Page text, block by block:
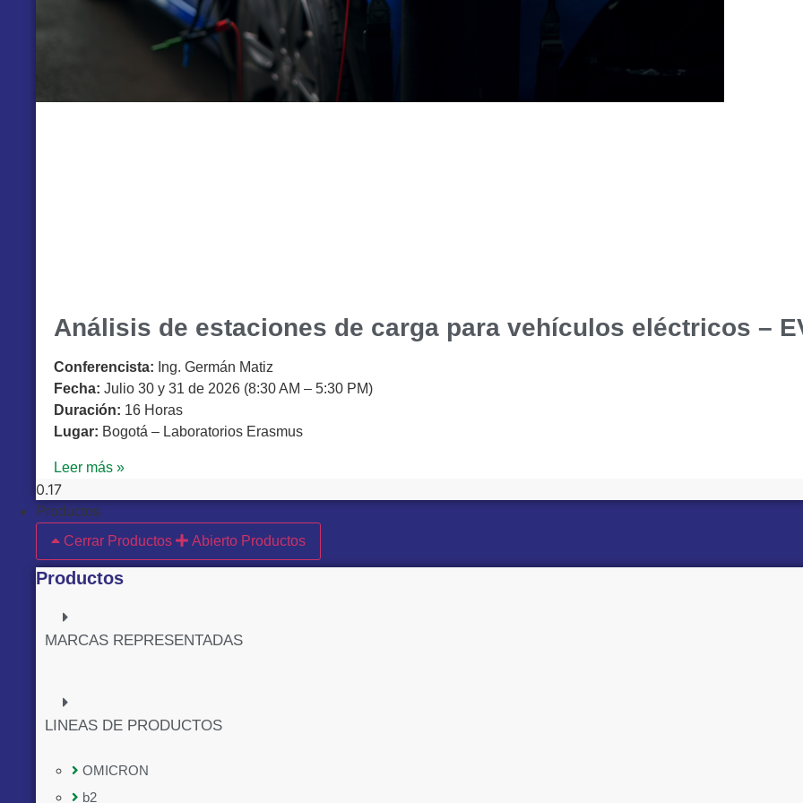
Análisis de estaciones de carga para vehículos eléctricos –
Conferencista: Ing. Germán Matiz
Fecha: Julio 30 y 31 de 2026 (8:30 AM – 5:30 PM)
Duración: 16 Horas
Lugar: Bogotá – Laboratorios Erasmus
Leer más »
Productos
Cerrar Productos
Abierto Productos
Productos
MARCAS REPRESENTADAS
LINEAS DE PRODUCTOS
OMICRON
b2